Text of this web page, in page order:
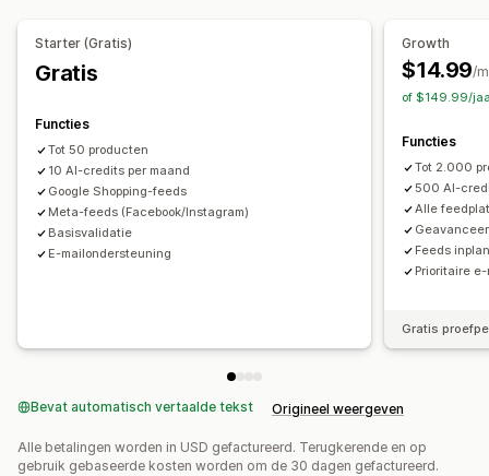
Winkelupdates
Productselectie
Targetspecifieke locaties
GTIN-beheer Feedoptimalisatie
Prestaties bijhouden
Multi-format
Starter (Gratis)
Gratis
Functies
Tot 50 producten
10 AI-credits per maand
Google Shopping-feeds
Meta-feeds (Facebook/Instagram)
Basisvalidatie
E-mailondersteuning
Growth
$14.99/
of $149.99/
Functies
Tot 2.000
500 AI-
Alle
Feeds
Prioritaire
Gratis
Bevat automatisch vertaalde tekst Origineel weergeven
Alle betalingen worden in USD gefactureerd. Terugkerende en op
gebruik gebaseerde kosten worden om de 30 dagen gefactureerd.